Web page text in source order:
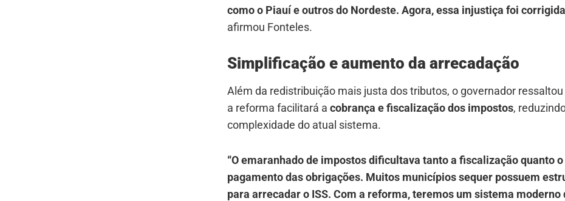
como o Piauí e outros do Nordeste. Agora, essa injustiça foi
afirmou Fonteles.
Simplificação e aumento da arrecadação
Além da redistribuição mais justa dos tributos, o governador ressaltou
a reforma facilitará acobrança e fiscalização dos impostos,
complexidade do atual sistema.
“O emaranhado de impostos dificultava tanto a fiscalização quanto o
pagamento das obrigações. Muitos municípios sequer possuem
para arrecadar o ISS. Com a reforma, teremos um sistema moderno